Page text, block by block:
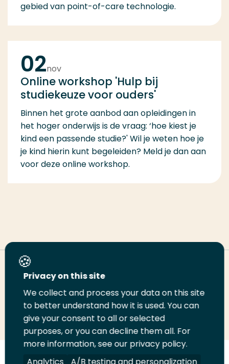
gebied van point-of-care technologie.
Online workshop 'Hulp bij
studiekeuze voor ouders'
Binnen het grote aanbod aan opleidingen in
het hoger onderwijs is de vraag: ‘hoe kiest je
kind een passende studie?' Wil je weten hoe je
je kind hierin kunt begeleiden? Meld je dan aan
voor deze online workshop.
02nov
Deel deze pagina
Deel
LinkedIn
Deel
op
Twitter
Deel
op
Facebook
Email
deze
pagina
Print
deze
pagina
Privacy on this site
We collect and process your data on this site
to better understand how it is used. You can
give your consent to all or selected
purposes, or you can decline them all. For
more information, see our privacy policy.